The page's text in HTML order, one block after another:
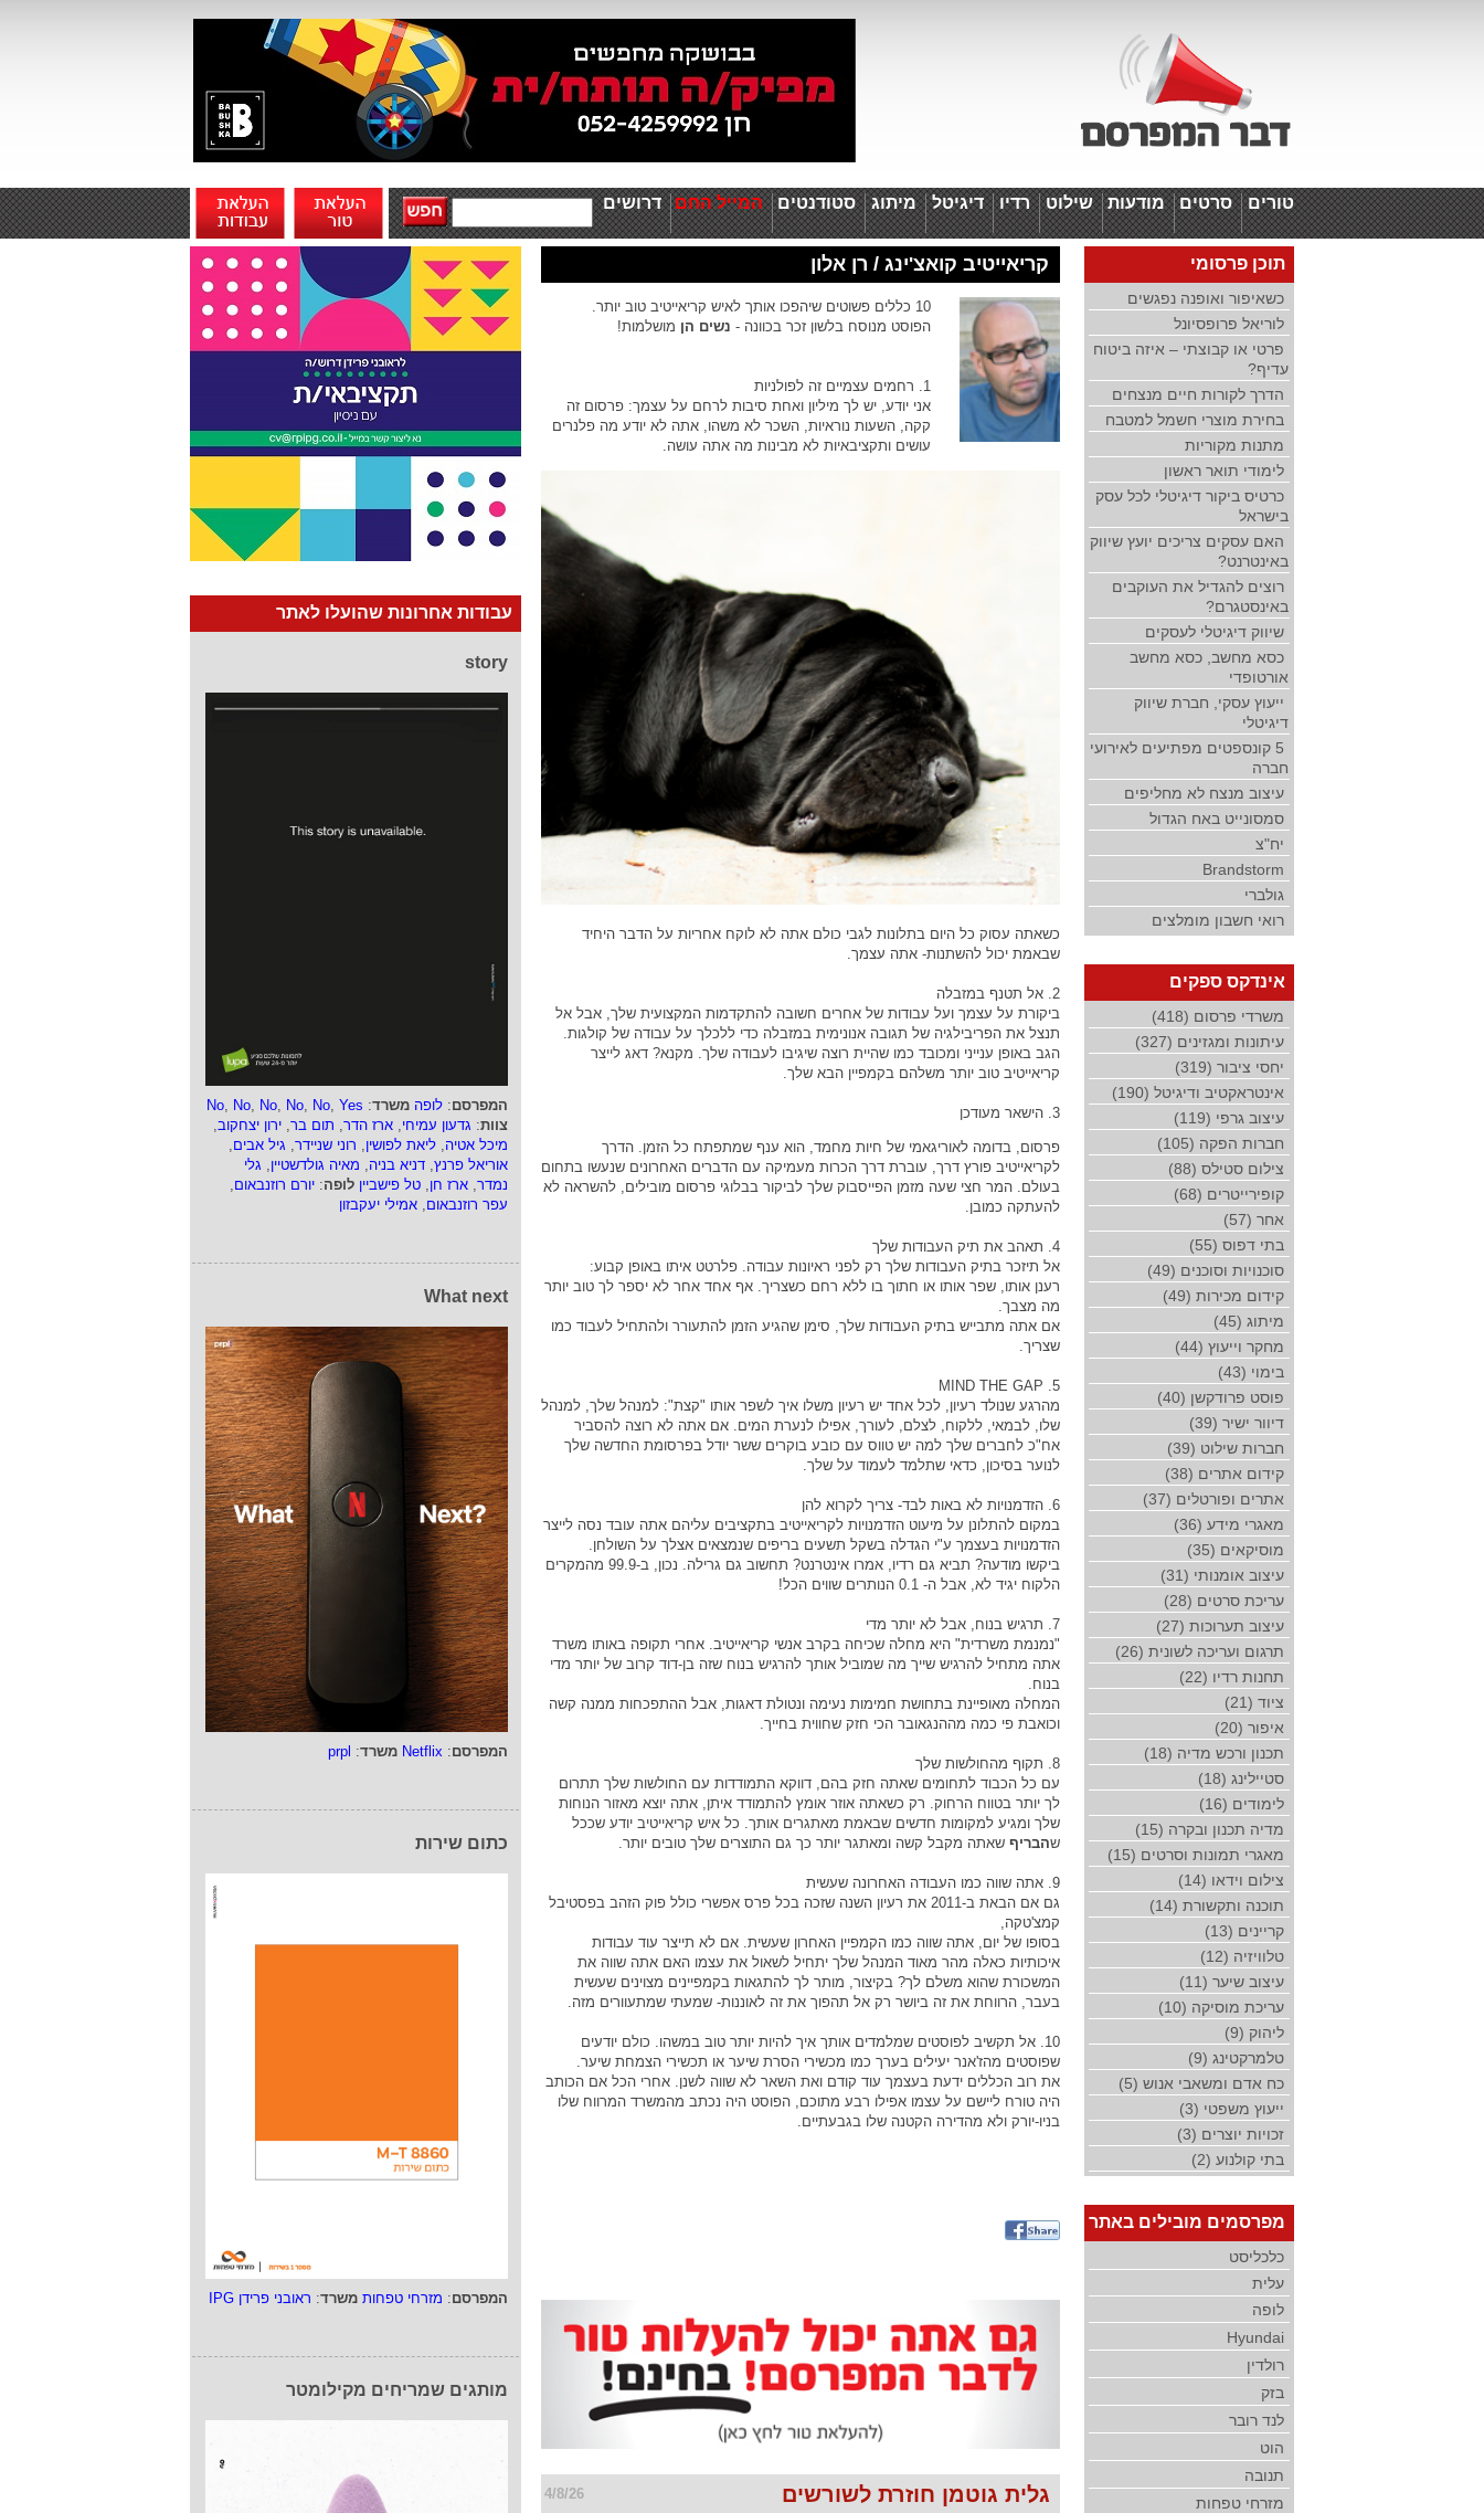
טורים סרטים מודעות שילוט רדיו דיגיטל מיתוג סטודנטים המייל החם דרושים
עבודות אחרונות שהועלו לאתר
story
המפרסם: לופה משרד:
No, No, No, No, No, Yes
צוות: גדעון עמיחי, ארז הדר, תום בר, ירון יצחקוב,
מיכל אטיה, ליאת לפושין, רוני שניידר, גיל אבים,
אוריאל פרנץ, דניא בניה, מאיה גולדשטיין, גלי
נמדר, ארז חן, טל פישביין לופה: יורם רוזנבאום,
עפר רוזנבאום, אמילי יעקבזון
What next
המפרסם:
Netflix משרד:
prpl
כתום שירות
המפרסם: מזרחי טפחות משרד: ראובני פרידן IPG
מותגים שמריחים מקילומטר
קריאייטיב קואצ'ינג / רן אלון
10 כללים פשוטים שיהפכו אותך לאיש קריאייטיב טוב יותר.
הפוסט מנוסח בלשון זכר בכוונה - נשים הן מושלמות!
1. רחמים עצמיים זה לפולניות
אני יודע, יש לך מיליון ואחת סיבות לרחם על עצמך: פרסום זה
קקה, השעות נוראיות, השכר לא משהו, אתה לא יודע מה פלנרים
עושים ותקציבאיות לא מבינות מה אתה עושה.
כשאתה עסוק כל היום בתלונות לגבי כולם אתה לא לוקח אחריות על הדבר היחיד
שבאמת יכול להשתנות- אתה עצמך.
2. אל תטנף במזבלה
ביקורת על עצמך ועל עבודות של אחרים חשובה להתקדמות המקצועית שלך, אבל אל
תנצל את הפריבילגיה של תגובה אנונימית במזבלה כדי ללכלך על עבודה של קולגות.
הגב באופן ענייני ומכובד כמו שהיית רוצה שיגיבו לעבודה שלך. מקנא? דאג לייצר
קריאייטיב טוב יותר משלהם בקמפיין הבא שלך.
3. הישאר מעודכן
פרסום, בדומה לאוריגאמי של חיות מחמד, הוא ענף שמתפתח כל הזמן. הדרך
לקריאייטיב פורץ דרך, עוברת דרך הכרות מעמיקה עם הדברים האחרונים שנעשו בתחום
בעולם. המר חצי שעה מזמן הפייסבוק שלך לביקור בבלוגי פרסום מובילים, להשראה לא
להעתקה כמובן.
4. תאהב את תיק העבודות שלך
אל תיזכר בתיק העבודות שלך רק לפני ראיונות עבודה. פלרטט איתו באופן קבוע:
רענן אותו, שפר אותו או חתוך בו ללא רחם כשצריך. אף אחד אחר לא יספר לך טוב יותר
מה מצבך.
אם אתה מתבייש בתיק העבודות שלך, סימן שהגיע הזמן להתעורר ולהתחיל לעבוד כמו
שצריך.
5. MIND THE GAP
מהרגע שנולד רעיון, לכל אחד יש רעיון משלו איך לשפר אותו "קצת": למנהל שלך, למנהל
שלו, לבמאי, ללקוח, לצלם, לעורך, אפילו לנערת המים. אם אתה לא רוצה להסביר
אח"כ לחברים שלך למה יש טווס עם כובע בוקרים ששר יודל בפרסומת החדשה שלך
לנוער בסיכון, כדאי שתלמד לעמוד על שלך.
6. הזדמנויות לא באות לבד- צריך לקרוא להן
במקום להתלונן על מיעוט הזדמנויות לקריאייטיב בתקציבים עליהם אתה עובד נסה לייצר
הזדמנויות בעצמך ע"י הגדלה בשקל תשעים בריפים שנמצאים אצלך על השולחן.
ביקשו מודעה? תביא גם רדיו, אמרו אינטרנט? תחשוב גם גרילה. נכון, ב-99.9 מהמקרים
הלקוח יגיד לא, אבל ה- 0.1 הנותרים שווים הכל!
7. תרגיש בנוח, אבל לא יותר מדי
"נמנמת משרדית" היא מחלה שכיחה בקרב אנשי קריאייטיב. אחרי תקופה באותו משרד
אתה מתחיל להרגיש שייך מה שמוביל אותך להרגיש בנוח שזה בן-דוד קרוב של יותר מדי
בנוח.
המחלה מאופיינת בתחושת חמימות נעימה ונטולת דאגות, אבל ההתפכחות ממנה קשה
וכואבת פי כמה מההנגאובר הכי חזק שחווית בחייך.
8. תקוף מהחולשות שלך
עם כל הכבוד לתחומים שאתה חזק בהם, דווקא התמודדות עם החולשות שלך תתרום
לך יותר בטווח הרחוק. רק כשאתה אוזר אומץ להתמודד איתן, אתה יוצא מאזור הנוחות
שלך ומגיע למקומות חדשים שבאמת מאתגרים אותך. כל איש קריאייטיב יודע שככל
שהבריף שאתה מקבל קשה ומאתגר יותר כך גם התוצרים שלך טובים יותר.
9. אתה שווה כמו העבודה האחרונה שעשית
גם אם הבאת ב-2011 את רעיון השנה שזכה בכל פרס אפשרי כולל פוק הזהב בפסטיבל
קמצ'טקה,
בסופו של יום, אתה שווה כמו הקמפיין האחרון שעשית. אם לא תייצר עוד עבודות
איכותיות כאלה מהר מאוד המנהל שלך יתחיל לשאול את עצמו האם אתה שווה את
המשכורת שהוא משלם לך? בקיצור, מותר לך להתגאות בקמפיינים מצוינים שעשית
בעבר, הרווחת את זה ביושר רק אל תהפוך את זה לאוננות- שמעתי שמתעוורים מזה.
10. אל תקשיב לפוסטים שמלמדים אותך איך להיות יותר טוב במשהו. כולם יודעים
שפוסטים מהז'אנר יעילים בערך כמו מכשירי הסרת שיער או תכשירי הצמחת שיער.
את רוב הכללים ידעת בעצמך עוד קודם ואת השאר לא שווה לשנן. אחרי הכל אם הכותב
היה טורח ליישם על עצמו אפילו רבע מתוכם, הפוסט היה נכתב מהמשרד המרווח שלו
בניו-יורק ולא מהדירה הקטנה שלו בגבעתיים.
4/8/26 גלית גוטמן חוזרת לשורשים
תוכן פרסומי
כשאיפור ואופנה נפגשים
לוריאל פרופסיונל
פרטי או קבוצתי – איזה ביטוח
עדיף?
הדרך לקורות חיים מנצחים
בחירת מוצרי חשמל למטבח
מתנות מקוריות
לימודי תואר ראשון
כרטיס ביקור דיגיטלי לכל עסק
בישראל
האם עסקים צריכים יועץ שיווק
באינטרנט?
רוצים להגדיל את העוקבים
באינסטגרם?
שיווק דיגיטלי לעסקים
כסא מחשב, כסא מחשב
אורטופדי
ייעוץ עסקי, חברת שיווק
דיגיטלי
5 קונספטים מפתיעים לאירועי
חברה
עיצוב מנצח לא מחליפים
סמסונייט באח הגדול
יח"צ
Brandstorm
גולברי
רואי חשבון מומלצים
אינדקס ספקים
משרדי פרסום (418)
עיתונות ומגזינים (327)
יחסי ציבור (319)
אינטראקטיב ודיגיטל (190)
עיצוב גרפי (119)
חברות הפקה (105)
צילום סטילס (88)
קופירייטרים (68)
אחר (57)
בתי דפוס (55)
סוכנויות וסוכנים (49)
קידום מכירות (49)
מיתוג (45)
מחקר וייעוץ (44)
בימוי (43)
פוסט פרודקשן (40)
דיוור ישיר (39)
חברות שילוט (39)
קידום אתרים (38)
אתרים ופורטלים (37)
מאגרי מידע (36)
מוסיקאים (35)
עיצוב אומנותי (31)
עריכת סרטים (28)
עיצוב תערוכות (27)
תרגום ועריכה לשונית (26)
תחנות רדיו (22)
ציוד (21)
איפור (20)
תכנון ורכש מדיה (18)
סטיילינג (18)
לימודים (16)
מדיה תכנון ובקרה (15)
מאגרי תמונות וסרטים (15)
צילום וידאו (14)
תוכנה ותקשורת (14)
קריינים (13)
טלוויזיה (12)
עיצוב שיער (11)
עריכת מוסיקה (10)
ליהוק (9)
טלמרקטינג (9)
כח אדם ומשאבי אנוש (5)
ייעוץ משפטי (3)
זכויות יוצרים (3)
בתי קולנוע (2)
מפרסמים מובילים באתר
כלכליסט
עלית
לופה
Hyundai
רולדין
בזק
לנד רובר
הוט
תנובה
מזרחי טפחות